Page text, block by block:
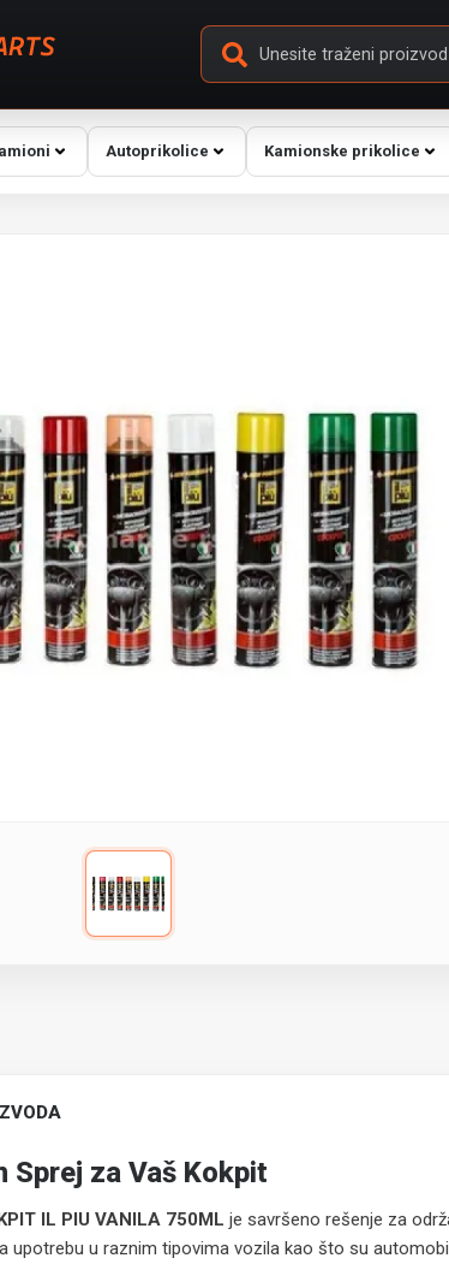
Autoprikolice Kamionske prikolice
Sprej za Vaš Kokpit
IL PIU VANILA 750ML je savršeno rešenje za
upotrebu u raznim tipovima vozila kao što su